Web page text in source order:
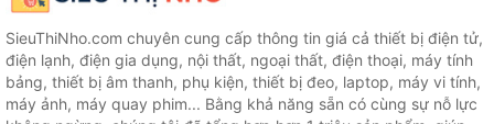
SieuThiNho.com chuyên cung cấp thông tin giá cả thiết bị điện tử,
điện lạnh, điện gia dụng, nội thất, ngoại thất, điện thoại, máy tính
bảng, thiết bị âm thanh, phụ kiện, thiết bị đeo, laptop, máy vi tính,
máy ảnh, máy quay phim... Bằng khả năng sẵn có cùng sự nỗ lực